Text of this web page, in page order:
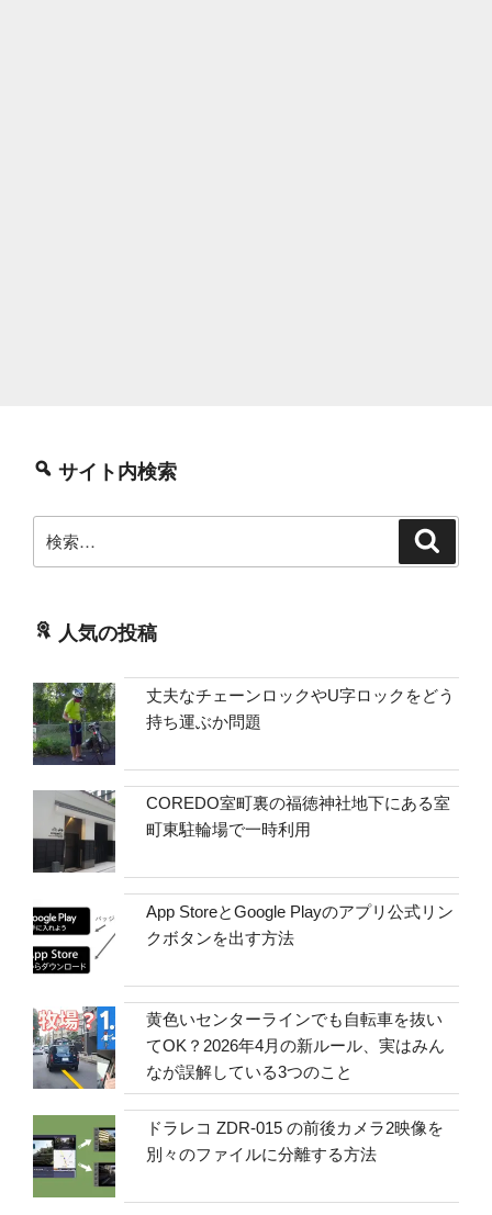
サイト内検索
索:
人気の投稿
丈夫なチェーンロックやU字ロックをどう
持ち運ぶか問題
COREDO室町裏の福徳神社地下にある室
町東駐輪場で一時利用
App StoreとGoogle Playのアプリ公式リン
クボタンを出す方法
黄色いセンターラインでも自転車を抜い
てOK？2026年4月の新ルール、実はみん
なが誤解している3つのこと
ドラレコ ZDR-015 の前後カメラ2映像を
別々のファイルに分離する方法